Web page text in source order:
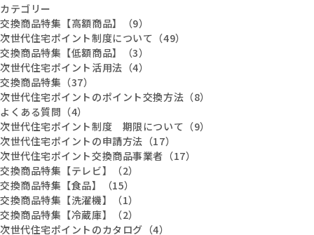
カテゴリー
交換商品特集【高額商品】（9）
次世代住宅ポイント制度について（49）
交換商品特集【低額商品】（3）
次世代住宅ポイント活用法（4）
交換商品特集（37）
次世代住宅ポイントのポイント交換方法（8）
よくある質問（4）
次世代住宅ポイント制度 期限について（9）
次世代住宅ポイントの申請方法（17）
次世代住宅ポイント交換商品事業者（17）
交換商品特集【テレビ】（2）
交換商品特集【食品】（15）
交換商品特集【洗濯機】（1）
交換商品特集【冷蔵庫】（2）
次世代住宅ポイントのカタログ（4）